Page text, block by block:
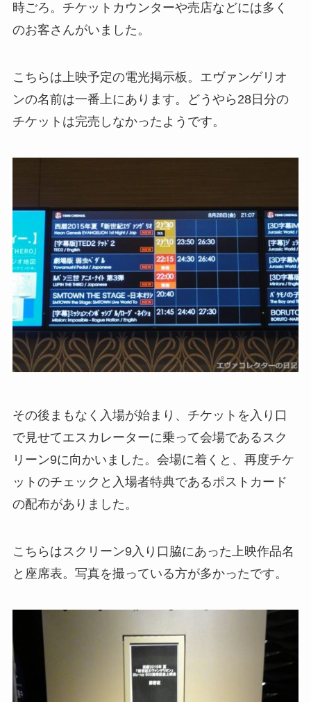
時ごろ。チケットカウンターや売店などには多く
のお客さんがいました。
こちらは上映予定の電光掲示板。エヴァンゲリオ
ンの名前は一番上にあります。どうやら28日分の
チケットは完売しなかったようです。
その後まもなく入場が始まり、チケットを入り口
で見せてエスカレーターに乗って会場であるスク
リーン9に向かいました。会場に着くと、再度チケ
ットのチェックと入場者特典であるポストカード
の配布がありました。
こちらはスクリーン9入り口脇にあった上映作品名
と座席表。写真を撮っている方が多かったです。